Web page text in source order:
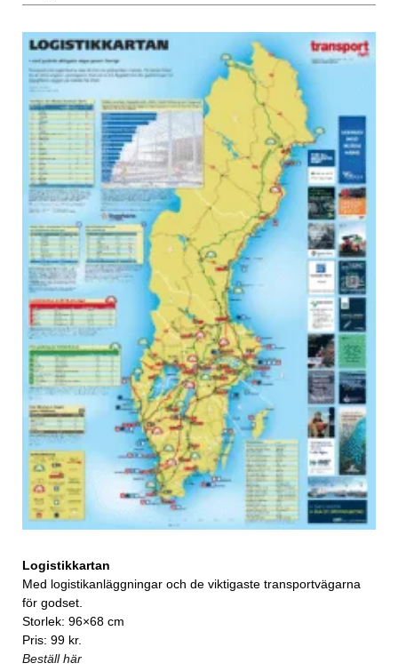
Logistikkartan
Med logistikanläggningar och de viktigaste transportvägarna
för godset.
Storlek: 96×68 cm
Pris: 99 kr.
Beställ här